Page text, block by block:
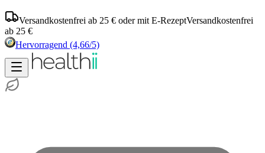
Versandkostenfrei ab 25 € oder mit E-RezeptVersandkostenfrei
ab 25 €
Hervorragend (4,66/5)